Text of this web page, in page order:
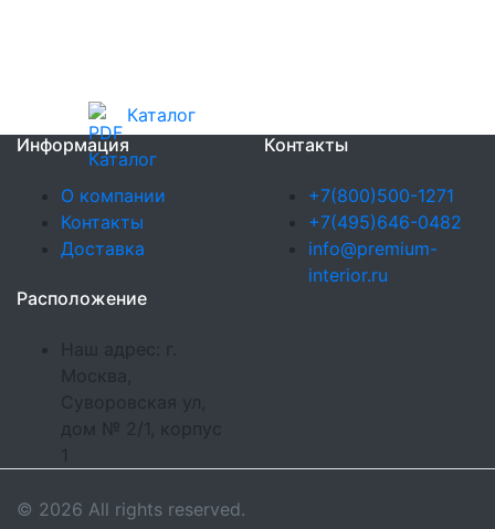
Каталог
Информация
О компании
Контакты
Доставка
Контакты
+7(800)500-1271
+7(495)646-0482
info@premium-
interior.ru
Расположение
Наш адрес: г.
Москва,
Суворовская ул,
дом № 2/1, корпус
© 2026 All rights reserved.